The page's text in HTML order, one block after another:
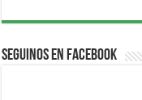
Seguinos en Facebook